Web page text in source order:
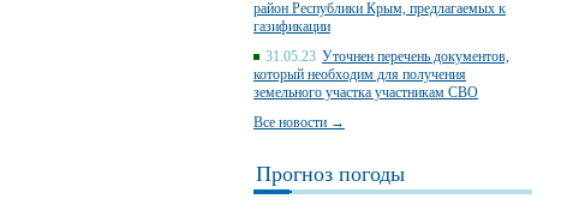
район Республики Крым, предлагаемых к
газификации
31.05.23 Уточнен перечень документов,
который необходим для получения
земельного участка участникам СВО
Все новости →
Прогноз погоды